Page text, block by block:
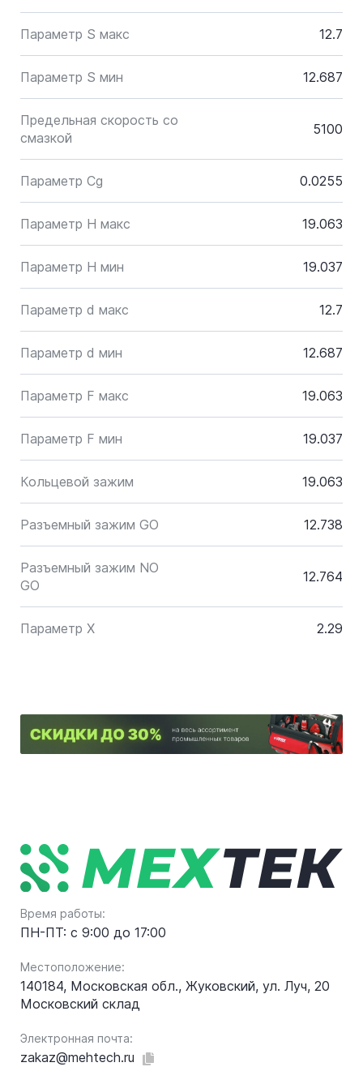
Параметр S макс 12.7
Параметр S мин 12.687
Предельная скорость со
смазкой
5100
Параметр Cg 0.0255
Параметр H макс 19.063
Параметр H мин 19.037
Параметр d макс 12.7
Параметр d мин 12.687
Параметр F макс 19.063
Параметр F мин 19.037
Кольцевой зажим 19.063
Разъемный зажим GO 12.738
Разъемный зажим NO
GO
12.764
Параметр X 2.29
Время работы:
ПН-ПТ: с 9:00 до 17:00
Местоположение:
140184, Московская обл., Жуковский, ул. Луч, 20
Московский склад
Электронная почта:
zakaz@mehtech.ru